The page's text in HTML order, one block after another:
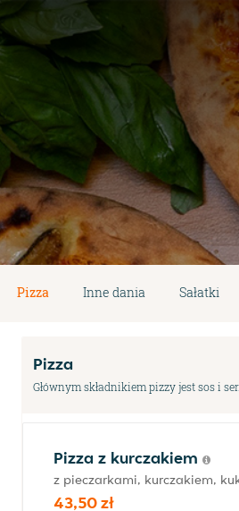
Pizza Inne dania Sałatki
Pizza
Głównym składnikiem pizzy jest sos i
Pizza z kurczakiem
z pieczarkami, kurczakiem,
43,50 zł